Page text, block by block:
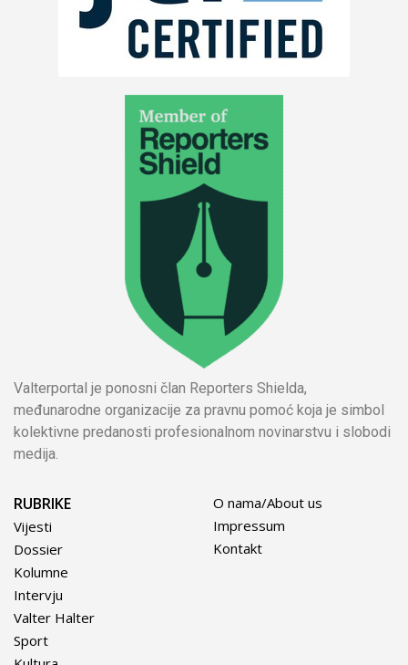
Valterportal je ponosni član Reporters Shielda,
međunarodne organizacije za pravnu pomoć koja je simbol
kolektivne predanosti profesionalnom novinarstvu i slobodi
medija.
RUBRIKE
Vijesti
Dossier
Kolumne
Intervju
Valter Halter
Sport
O nama/About us
Impressum
Kontakt